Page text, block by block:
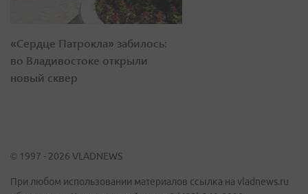
«Сердце Патрокла» забилось:
во Владивостоке открыли
новый сквер
© 1997 - 2026 VLADNEWS
При любом использовании материалов ссылка на vladnews.ru